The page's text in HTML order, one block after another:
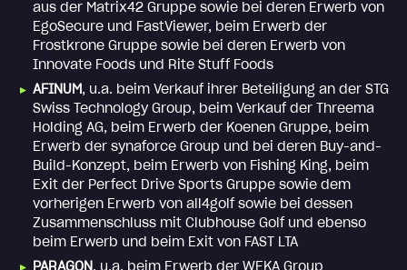
aus der Matrix42 Gruppe sowie bei deren Erwerb von
EgoSecure und FastViewer, beim Erwerb der
Frostkrone Gruppe sowie bei deren Erwerb von
Innovate Foods und Rite Stuff Foods
AFINUM, u.a. beim Verkauf ihrer Beteiligung an der STG
Swiss Technology Group, beim Verkauf der Threema
Holding AG, beim Erwerb der Koenen Gruppe, beim
Erwerb der synaforce Group und bei deren Buy-and-
Build-Konzept, beim Erwerb von Fishing King, beim
Exit der Perfect Drive Sports Gruppe sowie dem
vorherigen Erwerb von all4golf sowie bei dessen
Zusammenschluss mit Clubhouse Golf und ebenso
beim Erwerb und beim Exit von FAST LTA
PARAGON, u.a. beim Erwerb der WEKA Group